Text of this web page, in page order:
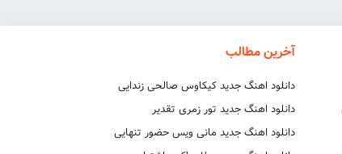
آخرین مطالب
دانلود اهنگ جدید کیکاوس صالحی زندایی
دانلود اهنگ جدید تور زمری تقدیر
دانلود اهنگ جدید مانی ویس حضور تنهایی